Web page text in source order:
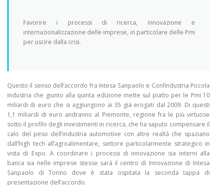
Favorire i processi di ricerca, innovazione e
internazionalizzazione delle imprese, in particolare delle Pmi
per uscire dalla crisi.
Questo il senso dell’accordo fra Intesa Sanpaolo e Confindustria Piccola
Industria che giunto alla quinta edizione mette sul piatto per le Pmi 10
miliardi di euro che si aggiungono ai 35 già erogati dal 2009. Di questi
1,1 miliardi di euro andranno al Piemonte, regione fra le più virtuose
sotto il profilo degli investimenti in ricerca, che ha saputo compensare il
calo del peso dell’industria automotive con altre realtà che spaziano
dall’high tech all’agroalimentare, settore particolarmente strategico in
vista di Expo. A coordinare i processi di innovazione sia interni alla
banca sia nelle imprese stesse sarà il centro di Innovazione di Intesa
Sanpaolo di Torino dove è stata ospitata la seconda tappa di
presentazione dell’accordo.